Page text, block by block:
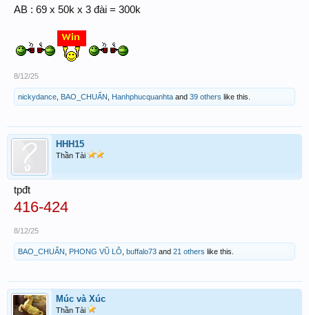
AB : 69 x 50k x 3 đài = 300k
8/12/25
nickydance BAO_CHUẨN Hanhphucquanhta and 39 others like this.
HHH15
Thần Tài
tpđt
416-424
8/12/25
BAO_CHUẨN PHONG VŨ LÔ buffalo73 and 21 others like this.
Múc và Xúc
Thần Tài